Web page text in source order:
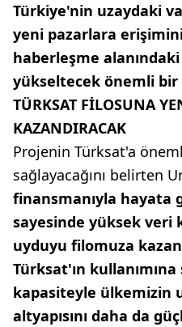
Türkiye'nin uzaydaki
yeni pazarlara
haberleşme
yükseltecek önemli bir
TÜRKSAT FİLOSUNA
KAZANDIRACAK
Projenin Türksat'a
sağlayacağını belirten
finansmanıyla hayata
sayesinde yüksek veri
uyduyu filomuza
Türksat'ın
kapasiteyle ülkemizin
altyapısını daha da